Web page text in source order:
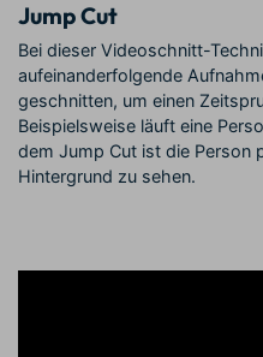
Jump Cut
Bei dieser Videoschnitt-
aufeinanderfolgende
geschnitten, um einen
Beispielsweise läuft eine
dem Jump Cut ist die Person
Hintergrund zu sehen.